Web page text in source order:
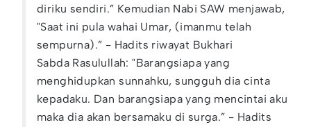
diriku sendiri.” Kemudian Nabi SAW menjawab,
"Saat ini pula wahai Umar, (imanmu telah
sempurna).” - Hadits riwayat Bukhari
Sabda Rasulullah: "Barangsiapa yang
menghidupkan sunnahku, sungguh dia cinta
kepadaku. Dan barangsiapa yang mencintai aku
maka dia akan bersamaku di surga.” - Hadits